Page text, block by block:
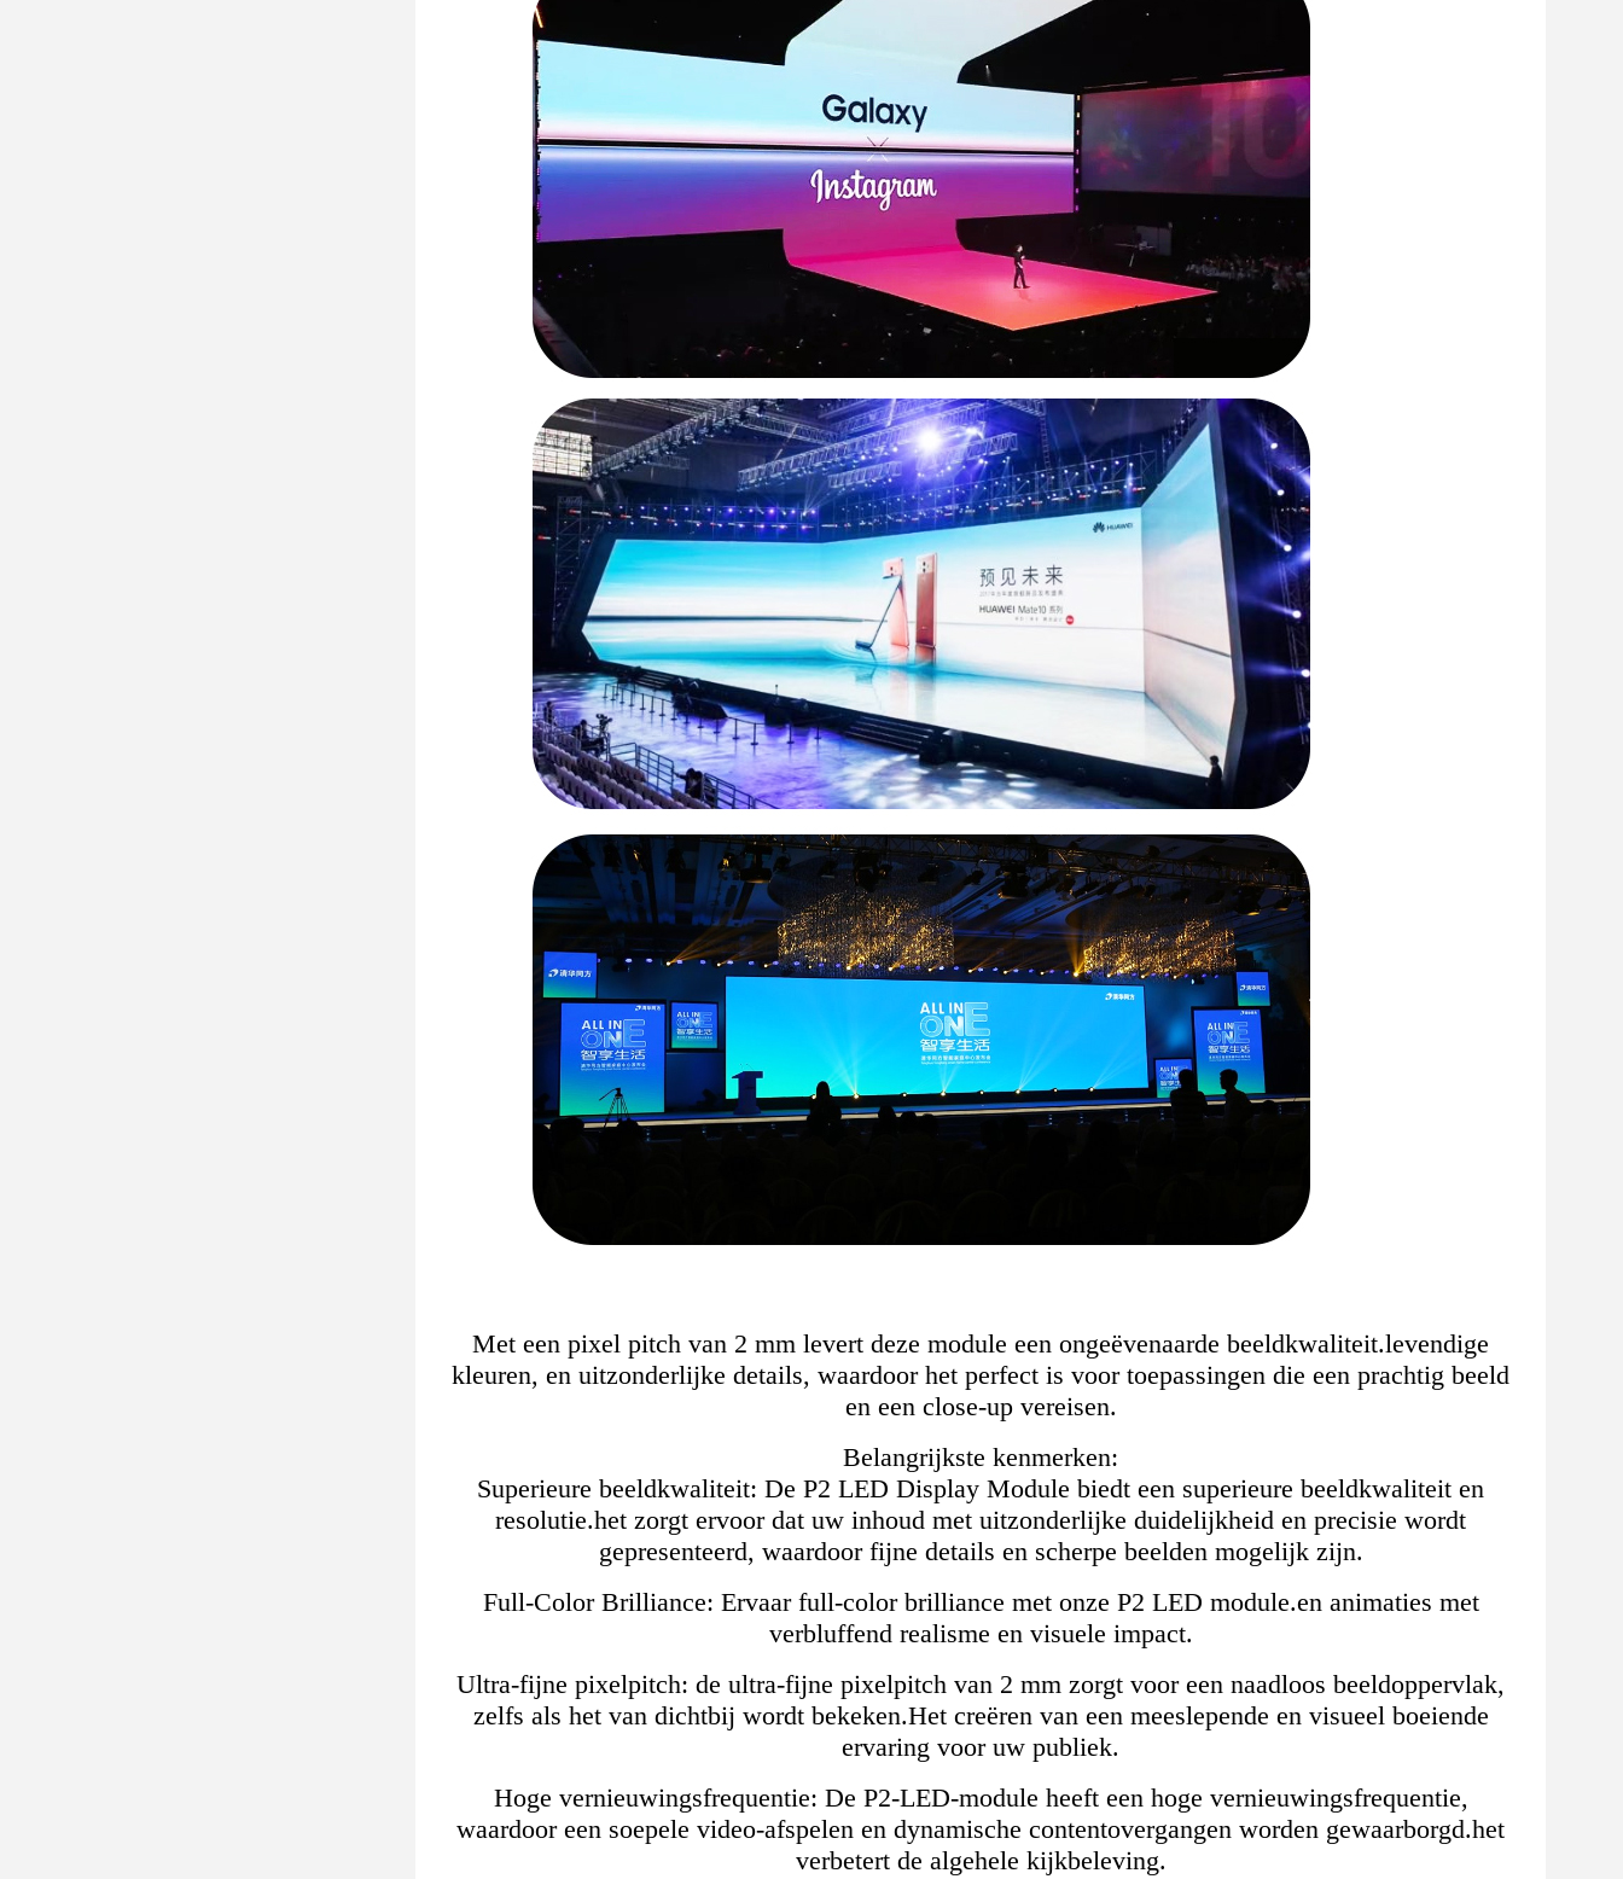
Met een pixel pitch van 2 mm levert deze module een ongeëvenaarde beeldkwaliteit.levendige
kleuren, en uitzonderlijke details, waardoor het perfect is voor toepassingen die een prachtig beeld
en een close-up vereisen.
Belangrijkste kenmerken:
Superieure beeldkwaliteit: De P2 LED Display Module biedt een superieure beeldkwaliteit en
resolutie.het zorgt ervoor dat uw inhoud met uitzonderlijke duidelijkheid en precisie wordt
gepresenteerd, waardoor fijne details en scherpe beelden mogelijk zijn.
Full-Color Brilliance: Ervaar full-color brilliance met onze P2 LED module.en animaties met
verbluffend realisme en visuele impact.
Ultra-fijne pixelpitch: de ultra-fijne pixelpitch van 2 mm zorgt voor een naadloos beeldoppervlak,
zelfs als het van dichtbij wordt bekeken.Het creëren van een meeslepende en visueel boeiende
ervaring voor uw publiek.
Hoge vernieuwingsfrequentie: De P2-LED-module heeft een hoge vernieuwingsfrequentie,
waardoor een soepele video-afspelen en dynamische contentovergangen worden gewaarborgd.het
verbetert de algehele kijkbeleving.